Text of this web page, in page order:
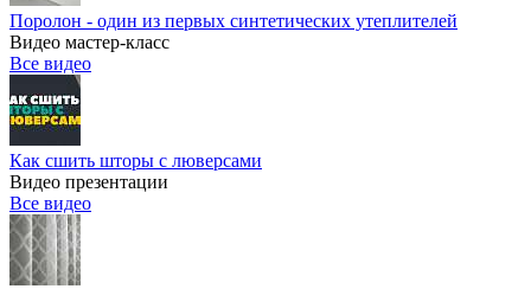
Поролон - один из первых синтетических утеплителей
Видео мастер-класс
Все видео
Как сшить шторы с люверсами
Видео презентации
Все видео